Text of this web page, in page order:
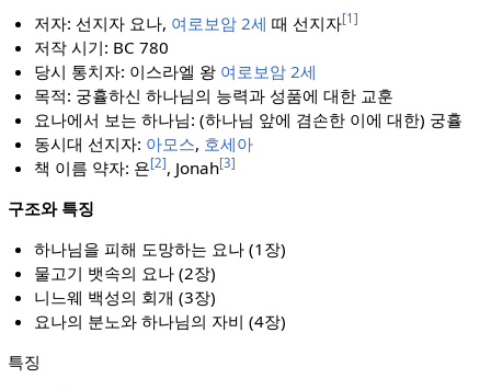
저자: 선지자 요나, 여로보암 2세 때 선지자[1]
저작 시기: BC 780
당시 통치자: 이스라엘 왕 여로보암 2세
목적: 궁휼하신 하나님의 능력과 성품에 대한 교훈
요나에서 보는 하나님: (하나님 앞에 겸손한 이에 대한) 궁휼
동시대 선지자: 아모스, 호세아
책 이름 약자: 욘[2], Jonah[3]
구조와 특징
하나님을 피해 도망하는 요나 (1장)
물고기 뱃속의 요나 (2장)
니느웨 백성의 회개 (3장)
요나의 분노와 하나님의 자비 (4장)
특징